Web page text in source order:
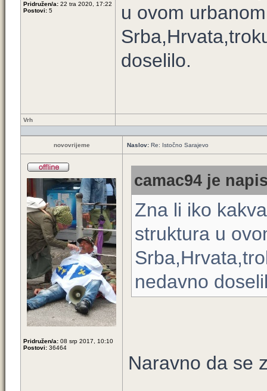
Pridružen/a: 22 tra 2020, 17:22
Postovi: 5
u ovom
doselilo.
Vrh
novovrijeme Naslov: Re: Istočno Sarajevo
Pridružen/a: 08 srp 2017, 10:10
Postovi: 36464
camac94 je
Zna li iko
struktura u
nedavno
Naravno da se